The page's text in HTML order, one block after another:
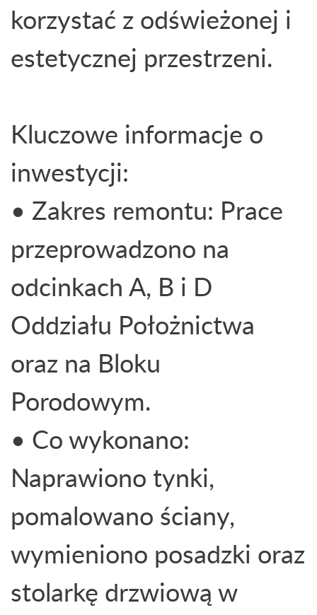
korzystać z odświeżonej i
estetycznej przestrzeni.
Kluczowe informacje o
inwestycji:
• Zakres remontu: Prace
przeprowadzono na
odcinkach A, B i D
Oddziału Położnictwa
oraz na Bloku
Porodowym.
• Co wykonano:
Naprawiono tynki,
pomalowano ściany,
wymieniono posadzki oraz
stolarkę drzwiową w